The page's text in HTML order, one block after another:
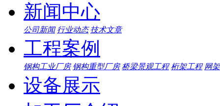
新闻中心
公司新闻 行业动态 技术文章
工程案例
钢构工业厂房 钢构重型厂房 桥梁景观工程 桁架工程 网
设备展示